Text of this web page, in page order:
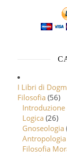
I Libri di
Filosofia (56)
Logica (26)
Gnoseologia
Filosofia